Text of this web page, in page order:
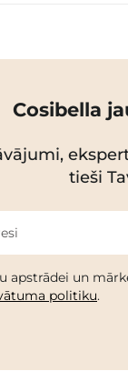
Cosibella
tieši
apstrādei un
politiku.